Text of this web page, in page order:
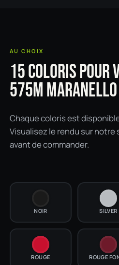
AU CHOIX
15 COLORIS POUR
575M MARANELLO
Chaque coloris est
Visualisez le rendu sur notre
avant de commander.
NOIR SILVER
ROUGE ROUGE